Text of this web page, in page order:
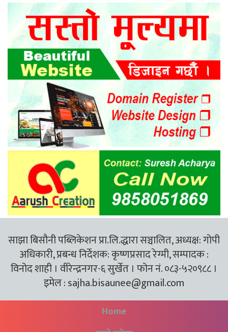
साझा बिसौनी पब्लिकेशन प्रा.लि.द्धारा सञ्चालित, अध्यक्ष: गोपी
अधिकारी, प्रबन्ध निर्देशक: कृष्णप्रसाद रेग्मी, सम्पादक :
विनोद शाही । वीरेन्द्रनगर-६ सुर्खेत । फोन नं. ०८३-५२०९८८ ।
इमेल :sajha.bisaunee@gmail.com
Home